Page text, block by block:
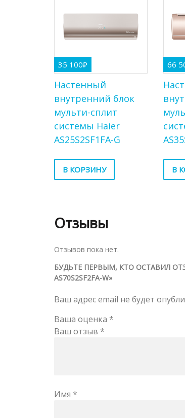
35 100₽
Настенный
внутренний блок
мульти-сплит
системы Haier
AS25S2SF1FA-G
В КОРЗИНУ
66
В
Отзывы
Отзывов пока нет.
БУДЬТЕ ПЕРВЫМ, КТО ОСТАВИЛ
AS70S2SF2FA-W»
Ваш адрес email не будет
Ваша оценка *
Ваш отзыв *
Имя *